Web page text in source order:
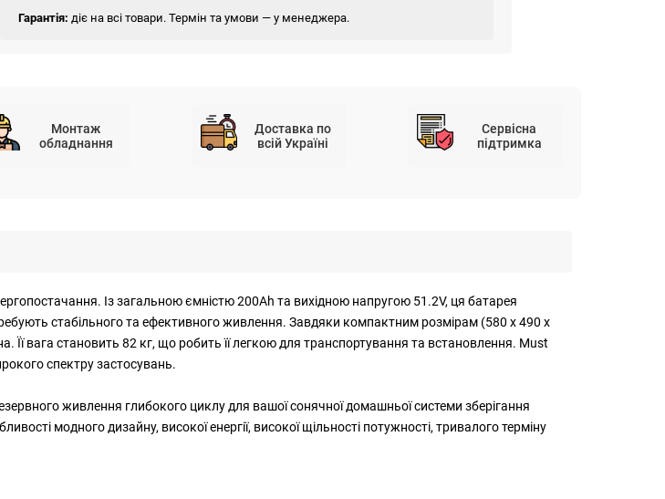
Гарантія: діє на всі товари. Термін та умови — у менеджера.
Монтаж
обладнання
Доставка по
всій Україні
Сервісна
підтримка
Із загальною ємністю 200Ah та вихідною напругою 51.2V, ця батарея
стабільного та ефективного живлення. Завдяки компактним розмірам (580 x 490 x
Її вага становить 82 кг, що робить її легкою для транспортування та встановлення. Must
спектру застосувань.
живлення глибокого циклу для вашої сонячної домашньої системи зберігання
модного дизайну, високої енергії, високої щільності потужності, тривалого терміну